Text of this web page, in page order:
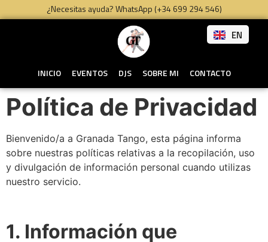
¿Necesitas ayuda? WhatsApp (+34 699 294 546)
EN
INICIO EVENTOS DJS SOBRE MI CONTACTO
Política de Privacidad
Bienvenido/a a Granada Tango, esta página informa
sobre nuestras políticas relativas a la recopilación, uso
y divulgación de información personal cuando utilizas
nuestro servicio.
1. Información que